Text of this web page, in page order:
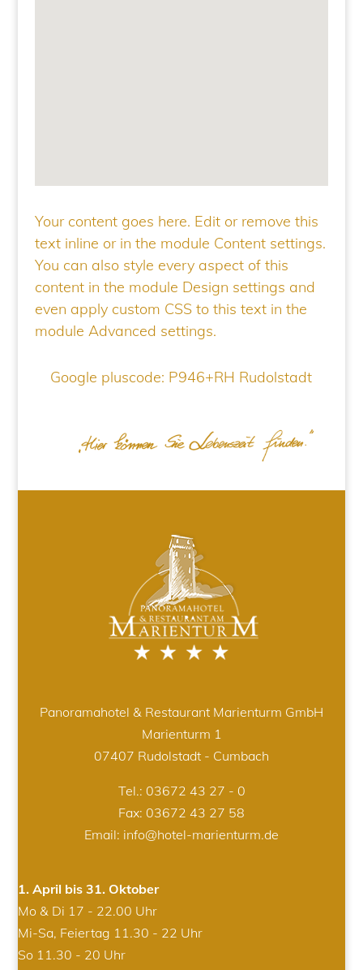
Your content goes here. Edit or remove this
text inline or in the module Content settings.
You can also style every aspect of this
content in the module Design settings and
even apply custom CSS to this text in the
module Advanced settings.
Google pluscode: P946+RH Rudolstadt
Panoramahotel & Restaurant Marienturm GmbH
Marienturm 1
07407 Rudolstadt - Cumbach
Tel.: 03672 43 27 - 0
Fax: 03672 43 27 58
Email: info@hotel-marienturm.de
1. April bis 31. Oktober
Mo & Di 17 - 22.00 Uhr
Mi-Sa, Feiertag 11.30 - 22 Uhr
So 11.30 - 20 Uhr